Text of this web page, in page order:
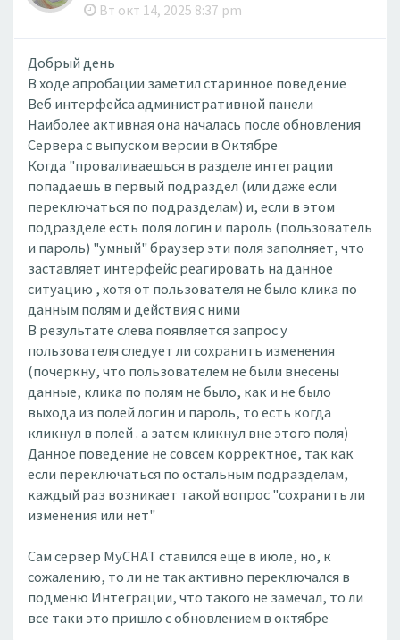
Вт окт 14, 2025 8:37 pm
Добрый день
В ходе апробации заметил старинное поведение
Веб интерфейса административной панели
Наиболее активная она началась после обновления
Сервера с выпуском версии в Октябре
Когда "проваливаешься в разделе интеграции
попадаешь в первый подраздел (или даже если
переключаться по подразделам) и, если в этом
подразделе есть поля логин и пароль (пользователь
и пароль) "умный" браузер эти поля заполняет, что
заставляет интерфейс реагировать на данное
ситуацию , хотя от пользователя не было клика по
данным полям и действия с ними
В результате слева появляется запрос у
пользователя следует ли сохранить изменения
(почеркну, что пользователем не были внесены
данные, клика по полям не было, как и не было
выхода из полей логин и пароль, то есть когда
кликнул в полей . а затем кликнул вне этого поля)
Данное поведение не совсем корректное, так как
если переключаться по остальным подразделам,
каждый раз возникает такой вопрос "сохранить ли
изменения или нет"
Сам сервер MyCHAT ставился еще в июле, но, к
сожалению, то ли не так активно переключался в
подменю Интеграции, что такого не замечал, то ли
все таки это пришло с обновлением в октябре